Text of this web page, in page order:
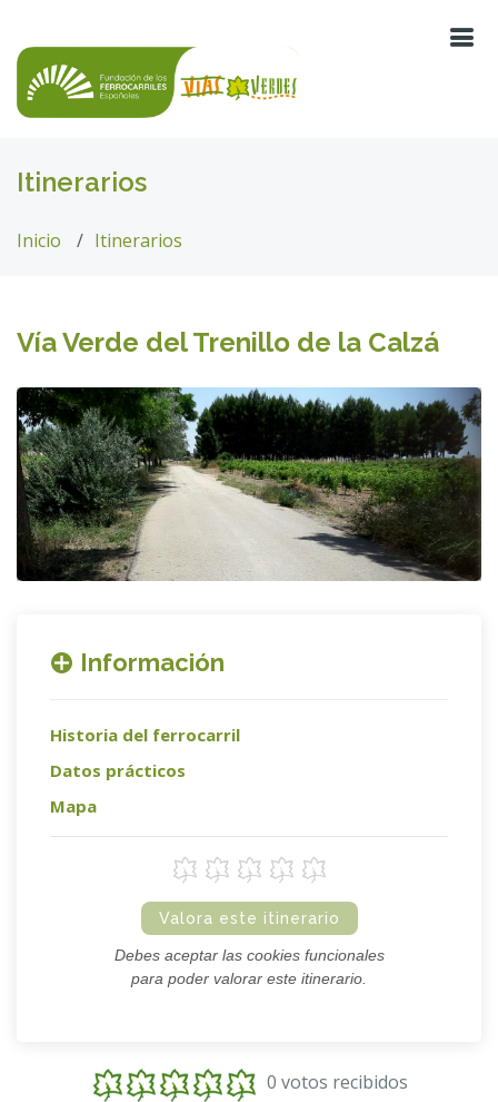
Itinerarios
Inicio Itinerarios
Vía Verde del Trenillo de la Calzá
Información
Historia del ferrocarril
Datos prácticos
Mapa
Valora este itinerario
Debes aceptar las cookies funcionales
para poder valorar este itinerario.
0 votos recibidos